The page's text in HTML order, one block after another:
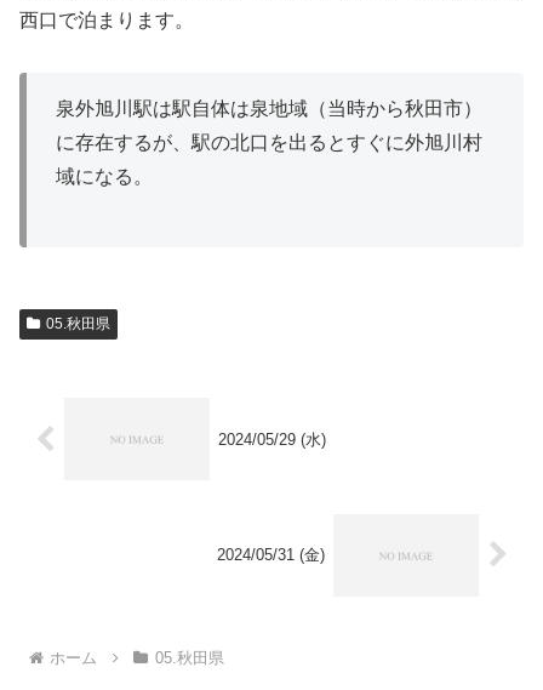
西口で泊まります。
泉外旭川駅は駅自体は泉地域（当時から秋田市）
に存在するが、駅の北口を出るとすぐに外旭川村
域になる。
05.秋田県
2024/05/29 (水)
2024/05/31 (金)
ホーム 05.秋田県